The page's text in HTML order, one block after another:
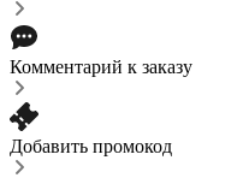
Комментарий к заказу
Добавить промокод